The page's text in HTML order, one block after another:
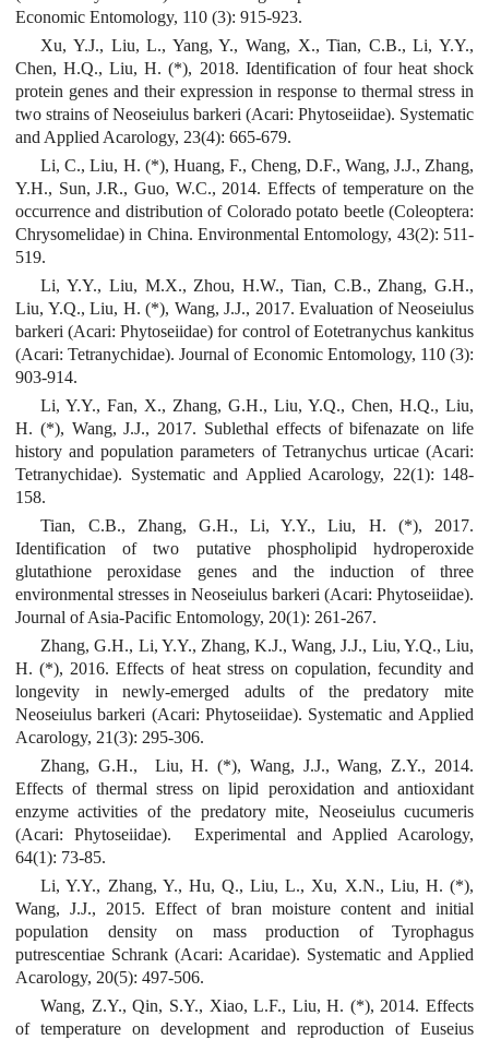
Economic Entomology, 110 (3): 915-923.
Xu, Y.J., Liu, L., Yang, Y., Wang, X., Tian, C.B., Li, Y.Y.,
Chen, H.Q., Liu, H. (*), 2018. Identification of four heat shock
protein genes and their expression in response to thermal stress in
two strains of Neoseiulus barkeri (Acari: Phytoseiidae). Systematic
and Applied Acarology, 23(4): 665-679.
Li, C., Liu, H. (*), Huang, F., Cheng, D.F., Wang, J.J., Zhang,
Y.H., Sun, J.R., Guo, W.C., 2014. Effects of temperature on the
occurrence and distribution of Colorado potato beetle (Coleoptera:
Chrysomelidae) in China. Environmental Entomology, 43(2): 511-
519.
Li, Y.Y., Liu, M.X., Zhou, H.W., Tian, C.B., Zhang, G.H.,
Liu, Y.Q., Liu, H. (*), Wang, J.J., 2017. Evaluation of Neoseiulus
barkeri (Acari: Phytoseiidae) for control of Eotetranychus kankitus
(Acari: Tetranychidae). Journal of Economic Entomology, 110 (3):
903-914.
Li, Y.Y., Fan, X., Zhang, G.H., Liu, Y.Q., Chen, H.Q., Liu,
H. (*), Wang, J.J., 2017. Sublethal effects of bifenazate on life
history and population parameters of Tetranychus urticae (Acari:
Tetranychidae). Systematic and Applied Acarology, 22(1): 148-
158.
Tian, C.B., Zhang, G.H., Li, Y.Y., Liu, H. (*), 2017.
Identification of two putative phospholipid hydroperoxide
glutathione peroxidase genes and the induction of three
environmental stresses in Neoseiulus barkeri (Acari: Phytoseiidae).
Journal of Asia-Pacific Entomology, 20(1): 261-267.
Zhang, G.H., Li, Y.Y., Zhang, K.J., Wang, J.J., Liu, Y.Q., Liu,
H. (*), 2016. Effects of heat stress on copulation, fecundity and
longevity in newly-emerged adults of the predatory mite
Neoseiulus barkeri (Acari: Phytoseiidae). Systematic and Applied
Acarology, 21(3): 295-306.
Zhang, G.H., Liu, H. (*), Wang, J.J., Wang, Z.Y., 2014.
Effects of thermal stress on lipid peroxidation and antioxidant
enzyme activities of the predatory mite, Neoseiulus cucumeris
(Acari: Phytoseiidae). Experimental and Applied Acarology,
64(1): 73-85.
Li, Y.Y., Zhang, Y., Hu, Q., Liu, L., Xu, X.N., Liu, H. (*),
Wang, J.J., 2015. Effect of bran moisture content and initial
population density on mass production of Tyrophagus
putrescentiae Schrank (Acari: Acaridae). Systematic and Applied
Acarology, 20(5): 497-506.
Wang, Z.Y., Qin, S.Y., Xiao, L.F., Liu, H. (*), 2014. Effects
of temperature on development and reproduction of Eusei­us